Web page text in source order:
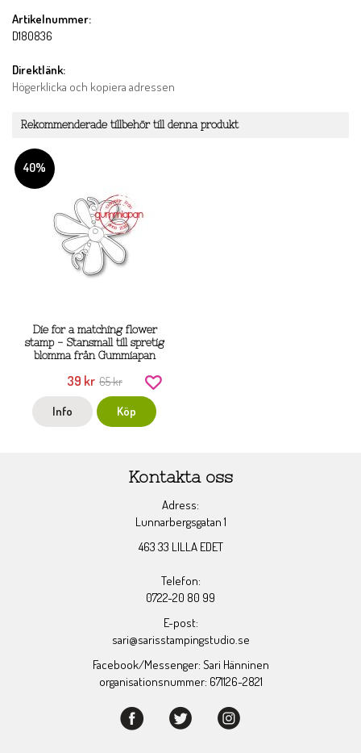
Artikelnummer:
D180836
Direktlänk:
Högerklicka och kopiera adressen
Rekommenderade tillbehör till denna produkt
40%
Die for a matching flower
stamp - Stansmall till spretig
blomma från Gummiapan
39 kr 65 kr
Info Köp
Kontakta oss
Adress:
Lunnarbergsgatan 1
463 33 LILLA EDET
Telefon:
0722-20 80 99
E-post:
sari@sarisstampingstudio.se
Facebook/Messenger: Sari Hänninen
organisationsnummer: 671126-2821